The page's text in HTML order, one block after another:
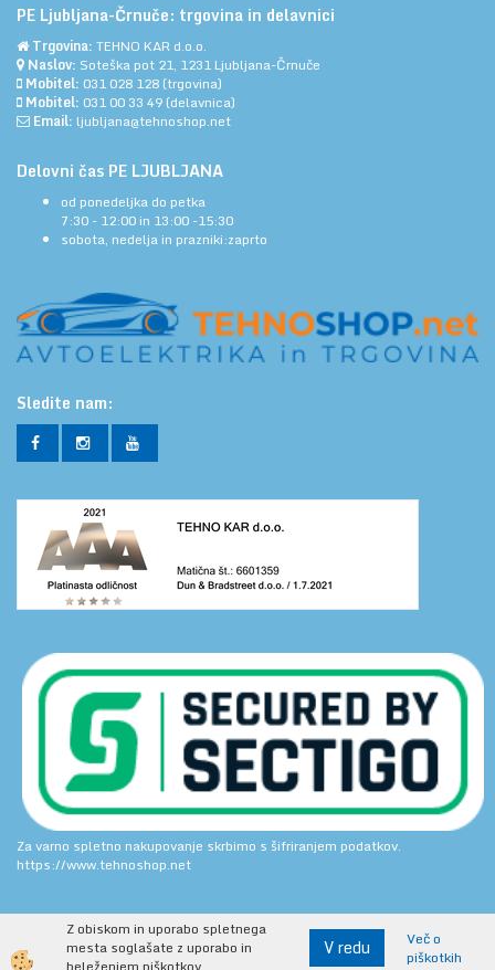
PE Ljubljana-Črnuče: trgovina in delavnici
Trgovina: TEHNO KAR d.o.o.
Naslov: Soteška pot 21, 1231 Ljubljana-Črnuče
Mobitel: 031 028 128 (trgovina)
Mobitel: 031 00 33 49 (delavnica)
Email: ljubljana@tehnoshop.net
Delovni čas PE LJUBLJANA
od ponedeljka do petka
7:30 - 12:00 in 13:00 -15:30
sobota, nedelja in prazniki:zaprto
Sledite nam:
Za varno spletno nakupovanje skrbimo s šifriranjem podatkov.
https://www.tehnoshop.net
Izdelava spletne trgovine
Z obiskom in uporabo spletnega
mesta soglašate z uporabo in
V redu
Več o
piškotkih